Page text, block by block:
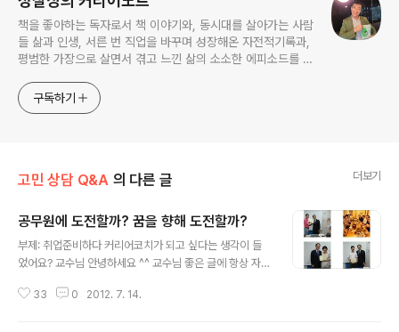
책을 좋아하는 독자로서 책 이야기와, 동시대를 살아가는 사람
들 삶과 인생, 서른 번 직업을 바꾸며 성장해온 자전적기록과,
평범한 가장으로 살면서 겪고 느낀 삶의 소소한 에피소드를 전
고픈 커리어코치, 유튜브: 정교수의 인생수업
구독하기
고민 상담 Q&A 의 다른 글 더보기
공무원에 도전할까? 꿈을 향해 도전할까?
부제: 취업준비하다 커리어코치가 되고 싶다는 생각이 들
었어요? 교수님 안녕하세요 ^^ 교수님 좋은 글에 항상 자극
어서 메일을 쓰게 됐습니다. 이름은 000이고, 나이는 27
33 0 2012. 7. 14.